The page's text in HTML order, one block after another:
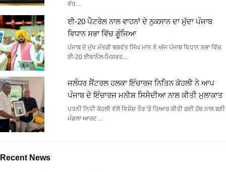
ਵੱਧ…
ਈ-20 ਪੈਟਰੋਲ ਨਾਲ ਵਾਹਨਾਂ ਦੇ ਨੁਕਸਾਨ ਦਾ ਮੁੱਦਾ ਪੰਜਾਬ
ਵਿਧਾਨ ਸਭਾ ਵਿੱਚ ਗੂੰਜਿਆ
ਪੰਜਾਬ ਦੇ ਮੁੱਖ ਮੰਤਰੀ ਭਗਵੰਤ ਸਿੰਘ ਮਾਨ ਨੇ ਅੱਜ ਪੰਜਾਬ ਵਿਧਾਨ ਸਭਾ ਵਿੱਚ
ਈ-20 ਈਥਾਨੌਲ-ਮਿਸ਼ਰਤ…
ਜਲੰਧਰ ਸੈਂਟਰਲ ਹਲਕਾ ਇੰਚਾਰਜ ਨਿਤਿਨ ਕੋਹਲੀ ਨੇ ਆਪ
ਪੰਜਾਬ ਦੇ ਇੰਚਾਰਜ ਮਨੀਸ਼ ਸਿਸੋਦੀਆ ਨਾਲ ਕੀਤੀ ਮੁਲਾਕਾਤ
ਪਤਨੀ ਨਿਧੀ ਕੋਹਲੀ ਵੱਲੋਂ ਵਿਸ਼ੇਸ਼ ਤੌਰ 'ਤੇ ਤਿਆਰ ਕੀਤੀ ਗਈ ਹੱਥ ਨਾਲ ਬਣੀ
ਮੰਡਲਾ ਆਰਟ…
Recent News